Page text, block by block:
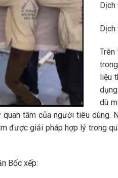
Dịch
Dịch
liệu
dù
tâm của người tiêu dùng.
được giải pháp hợp lý trong
Bốc xếp: